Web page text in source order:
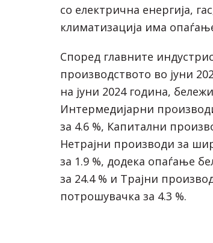
со електрична енергија,
климатизација има
Според главните
производството во јуни
на јуни 2024 година,
Интермедијарни
за 4.6 %, Капитални
Нетрајни производи за
за 1.9 %, додека опаѓање
за 24.4 % и Трајни
потрошувачка за 4.3 %.